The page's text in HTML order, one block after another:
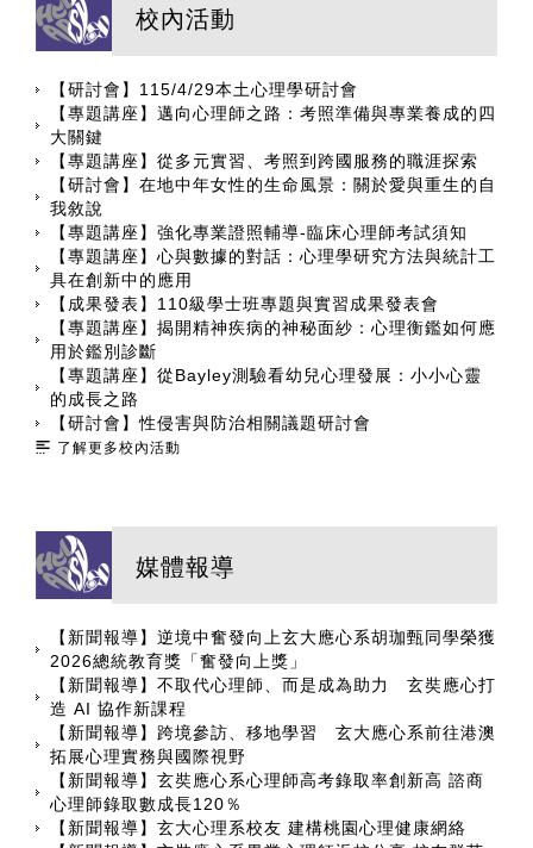
校內活動
【研討會】115/4/29本土心理學研討會
【專題講座】邁向心理師之路：考照準備與專業養成的四
大關鍵
【專題講座】從多元實習、考照到跨國服務的職涯探索
【研討會】在地中年女性的生命風景：關於愛與重生的自
我敘說
【專題講座】強化專業證照輔導-臨床心理師考試須知
【專題講座】心與數據的對話：心理學研究方法與統計工
具在創新中的應用
【成果發表】110級學士班專題與實習成果發表會
【專題講座】揭開精神疾病的神秘面紗：心理衡鑑如何應
用於鑑別診斷
【專題講座】從Bayley測驗看幼兒心理發展：小小心靈
的成長之路
【研討會】性侵害與防治相關議題研討會
了解更多校內活動
媒體報導
【新聞報導】逆境中奮發向上玄大應心系胡珈甄同學榮獲
2026總統教育獎「奮發向上獎」
【新聞報導】不取代心理師、而是成為助力 玄奘應心打
造 AI 協作新課程
【新聞報導】跨境參訪、移地學習 玄大應心系前往港澳
拓展心理實務與國際視野
【新聞報導】玄奘應心系心理師高考錄取率創新高 諮商
心理師錄取數成長120％
【新聞報導】玄大心理系校友 建構桃園心理健康網絡